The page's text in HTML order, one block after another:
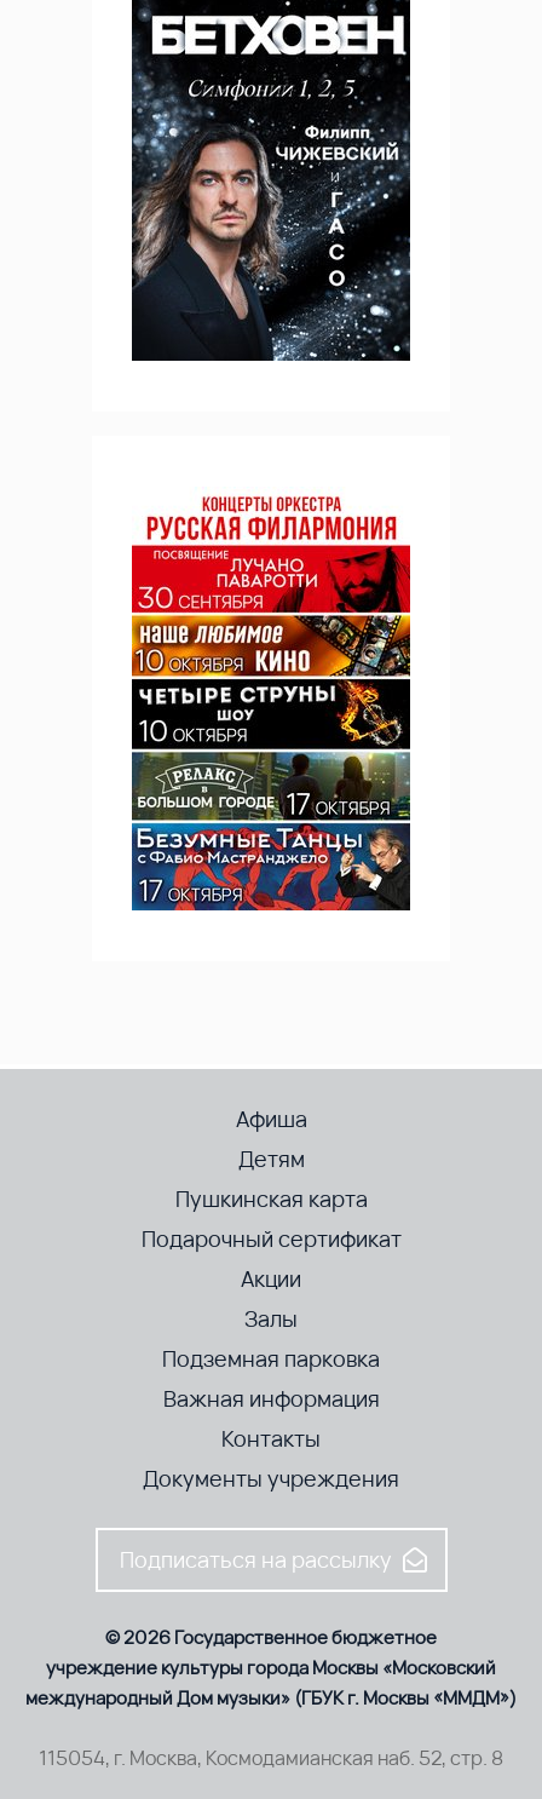
Афиша
Детям
Пушкинская карта
Подарочный сертификат
Акции
Залы
Подземная парковка
Важная информация
Контакты
Документы учреждения
Подписаться на рассылку
© 2026 Государственное бюджетное
учреждение культуры города Москвы «Московский
международный Дом музыки» (ГБУК г. Москвы «ММДМ»)
115054, г. Москва, Космодамианская наб. 52, стр. 8